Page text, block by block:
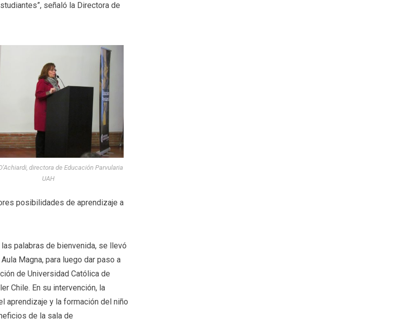
señaló la Directora de
directora de Educación Parvularia
UAH
posibilidades de aprendizaje a
las palabras de bienvenida, se llevó
Magna, para luego dar paso a
de Universidad Católica de
Chile. En su intervención, la
aprendizaje y la formación del niño
de la sala de